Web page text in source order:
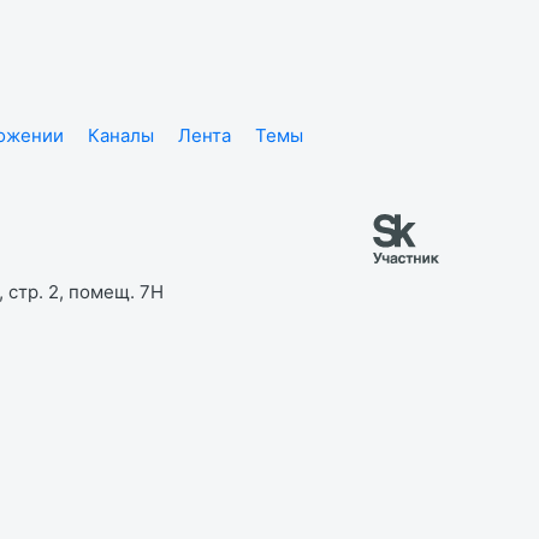
Каналы Лента
Темы
стр. 2, помещ. 7Н